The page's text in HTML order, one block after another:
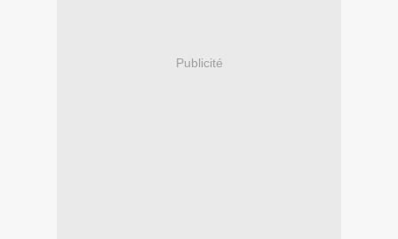
Publicité